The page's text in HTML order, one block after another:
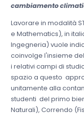
cambiamento
Lavorare in modalità
e Mathematics), in
Ingegneria) vuole
coinvolge l'insieme
i relativi campi di
spazio a questo
unitamente alla
studenti del primo
Naturali), Correndo